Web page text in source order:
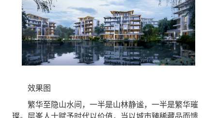
效果图
繁华至隐山水间，一半是山林静谧，一半是繁华璀